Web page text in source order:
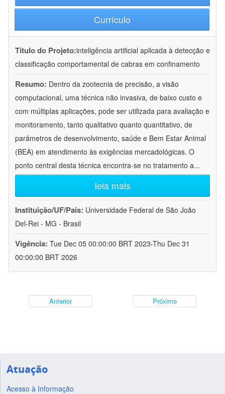
Currículo
Título do Projeto:inteligência artificial aplicada à detecção e
classificação comportamental de cabras em confinamento
Resumo: Dentro da zootecnia de precisão, a visão
computacional, uma técnica não invasiva, de baixo custo e
com múltiplas aplicações, pode ser utilizada para avaliação e
monitoramento, tanto qualitativo quanto quantitativo, de
parâmetros de desenvolvimento, saúde e Bem Estar Animal
(BEA) em atendimento às exigências mercadológicas. O
ponto central desta técnica encontra-se no tratamento a...
leia mais
Instituição/UF/País: Universidade Federal de São João
Del-Rei - MG - Brasil
Vigência: Tue Dec 05 00:00:00 BRT 2023-Thu Dec 31
00:00:00 BRT 2026
Anterior Próximo
Atuação
Acesso à Informação